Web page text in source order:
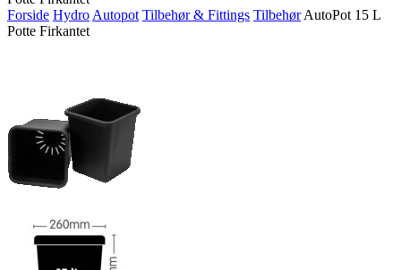
Forside Hydro Autopot Tilbehør & Fittings Tilbehør AutoPot 15 L
Potte Firkantet